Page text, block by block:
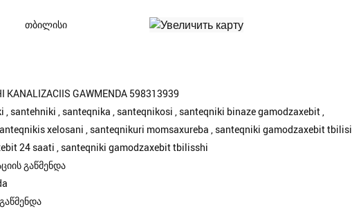
თბილისი
KANALIZACIIS GAWMENDA 598313939
, santehniki , santeqnika , santeqnikosi , santeqniki binaze gamodzaxebit ,
xelosani , santeqnikuri momsaxureba , santeqniki gamodzaxebit tbilisi ,
24 saati , santeqniki gamodzaxebit tbilisshi
გაწმენდა